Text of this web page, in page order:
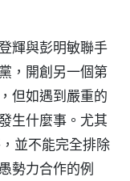
輝與彭明敏聯手
，開創另一個第
但如遇到嚴重的
生什麼事。尤其
並不能完全排除
勢力合作的例